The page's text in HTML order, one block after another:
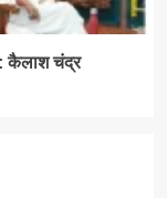
कैलाश चंद्र